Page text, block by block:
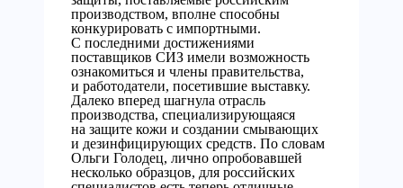
производством, вполне способны
конкурировать с импортными.
С последними достижениями
поставщиков СИЗ имели возможность
ознакомиться и члены правительства,
и работодатели, посетившие выставку.
Далеко вперед шагнула отрасль
производства, специализирующаяся
на защите кожи и создании смывающих
и дезинфицирующих средств. По словам
Ольги Голодец, лично опробовавшей
несколько образцов, для российских